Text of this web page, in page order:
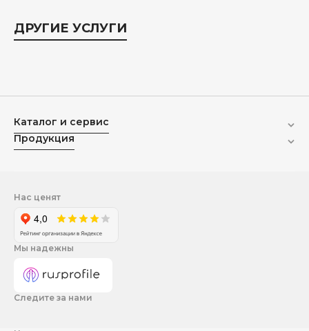
ДРУГИЕ УСЛУГИ
Нас ценят
Мы надежны
Следите за нами
Каталог и сервис
Продукция